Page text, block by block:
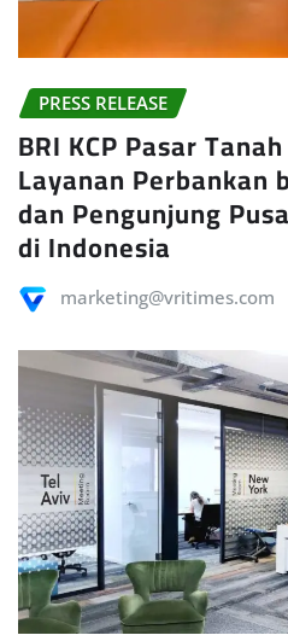
PRESS RELEASE
BRI KCP Pasar
Layanan Perbankan
dan Pengunjung
di Indonesia
marketing@vritimes.com